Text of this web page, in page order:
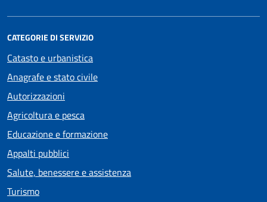
CATEGORIE DI SERVIZIO
Catasto e urbanistica
Anagrafe e stato civile
Autorizzazioni
Agricoltura e pesca
Educazione e formazione
Appalti pubblici
Salute, benessere e assistenza
Turismo